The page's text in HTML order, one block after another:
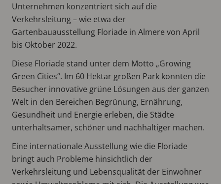
Unternehmen konzentriert sich auf die
Verkehrsleitung – wie etwa der
Gartenbauausstellung Floriade in Almere von April
bis Oktober 2022.
Diese Floriade stand unter dem Motto „Growing
Green Cities“. Im 60 Hektar großen Park konnten die
Besucher innovative grüne Lösungen aus der ganzen
Welt in den Bereichen Begrünung, Ernährung,
Gesundheit und Energie erleben, die Städte
unterhaltsamer, schöner und nachhaltiger machen.
Eine internationale Ausstellung wie die Floriade
bringt auch Probleme hinsichtlich der
Verkehrsleitung und Lebensqualität der Einwohner